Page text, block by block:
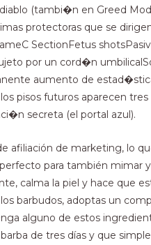
(tambi�n en Greed
protectoras que se
SectionFetus
por un cord�n
aumento de
pisos futuros aparecen tres
secreta (el portal azul).
afiliación de marketing, lo
para también mimar
calma la piel y hace que
barbudos, adoptas un
alguno de estos
de tres días y que